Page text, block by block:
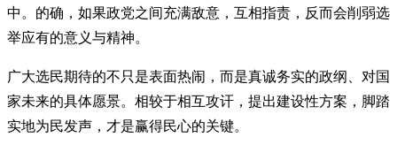
中。的确，如果政党之间充满敌意，互相指责，反而会削弱选
举应有的意义与精神。
广大选民期待的不只是表面热闹，而是真诚务实的政纲、对国
家未来的具体愿景。相较于相互攻讦，提出建设性方案，脚踏
实地为民发声，才是赢得民心的关键。